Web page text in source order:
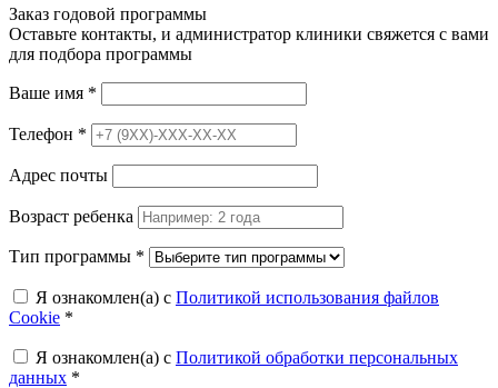
Заказ годовой программы
Оставьте контакты, и администратор клиники свяжется с вами
для подбора программы
Ваше имя *
Телефон *
Адрес почты
Возраст ребенка
Тип программы *
Я ознакомлен(а) с Политикой использования файлов
Cookie *
Я ознакомлен(а) с Политикой обработки персональных
данных *